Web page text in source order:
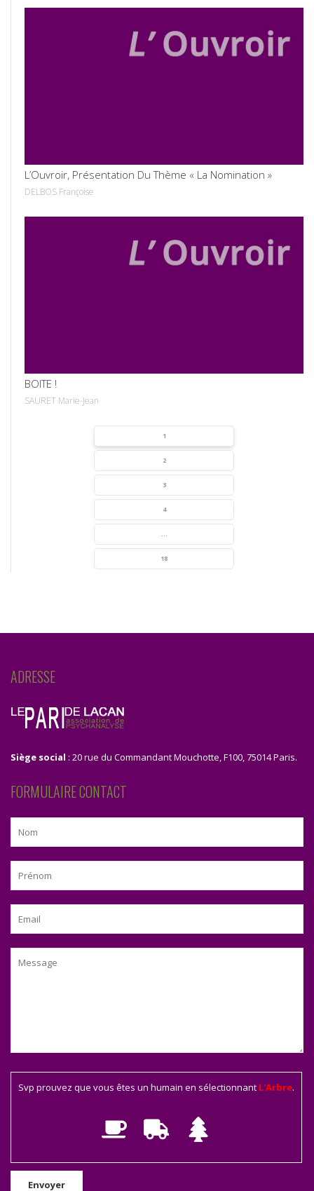
L’Ouvroir, Présentation Du Thème « La Nomination »
DELBOS Françoise
BOITE !
SAURET Marie-Jean
1
2
3
4
...
18
ADRESSE
Siège social : 20 rue du Commandant Mouchotte, F100, 75014 Paris.
FORMULAIRE CONTACT
Svp prouvez que vous êtes un humain en sélectionnant L'Arbre.